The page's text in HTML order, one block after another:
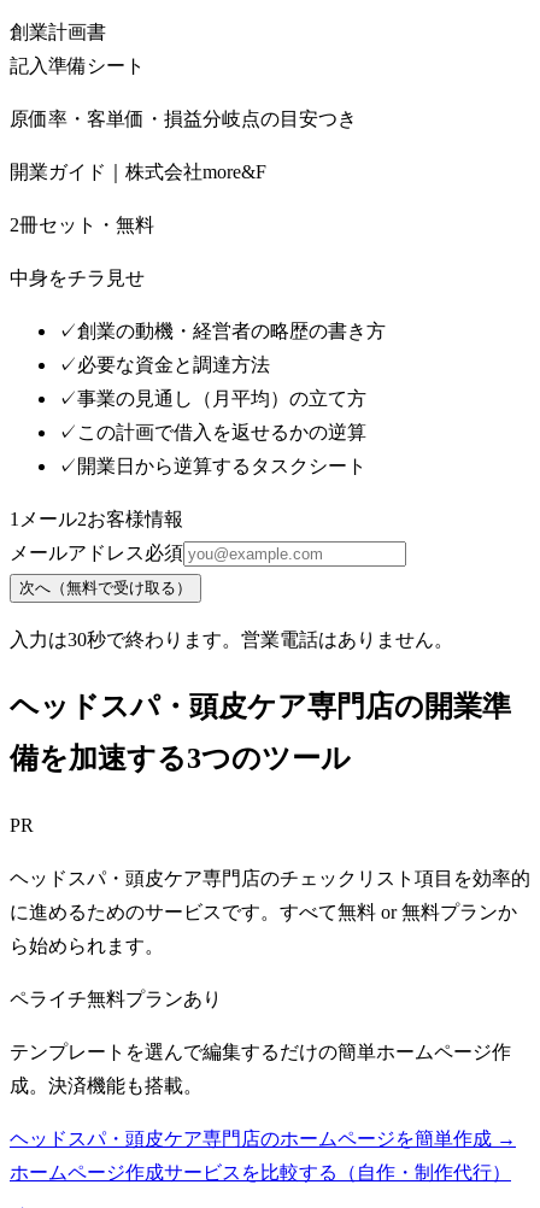
創業計画書
記入準備シート
原価率・客単価・損益分岐点の目安つき
開業ガイド｜株式会社more&F
2冊セット・無料
中身をチラ見せ
✓創業の動機・経営者の略歴の書き方
✓必要な資金と調達方法
✓事業の見通し（月平均）の立て方
✓ この計画で借入を返せるかの逆算
✓ 開業日から逆算するタスクシート
1 メール2お客様情報
メールアドレス必須
次へ（無料で受け取る）
入力は30秒で終わります。営業電話はありません。
ヘッドスパ・頭皮ケア専門店の開業準
備を加速する3つのツール
PR
ヘッドスパ・頭皮ケア専門店のチェックリスト項目を効率的
に進めるためのサービスです。すべて無料 or 無料プランか
ら始められます。
ペライチ無料プランあり
テンプレートを選んで編集するだけの簡単ホームページ作
成。決済機能も搭載。
ヘッドスパ・頭皮ケア専門店のホームページを簡単作成 →
ホームページ作成サービスを比較する（自作・制作代行）